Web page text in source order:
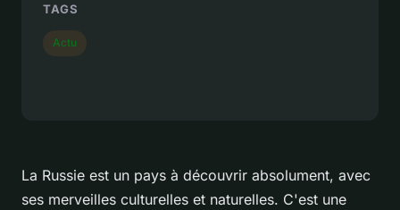
La Russie est un pays à découvrir absolument, avec
ses merveilles culturelles et naturelles. C'est une
TAGS
Actu